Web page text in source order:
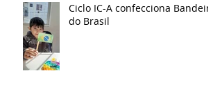
Ciclo IC-A confecciona Bandeira
do Brasil